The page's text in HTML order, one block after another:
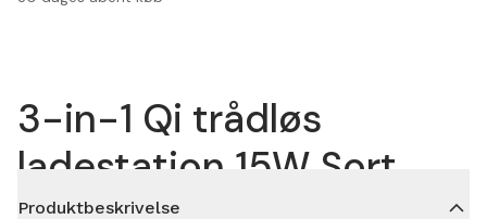
3-in-1 Qi trådløs
ladestation 15W Sort
Produktbeskrivelse